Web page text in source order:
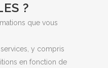
?
que vous
y compris
en fonction de